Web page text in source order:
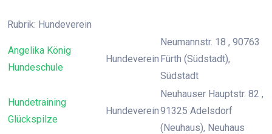
Rubrik: Hundeverein
Angelika König
Hundeschule
Hundeverein
Neumannstr. 18 , 90763
Fürth (Südstadt),
Südstadt
Hundetraining
Glückspilze
Hundeverein
Neuhauser Hauptstr. 82 ,
91325 Adelsdorf
(Neuhaus), Neuhaus